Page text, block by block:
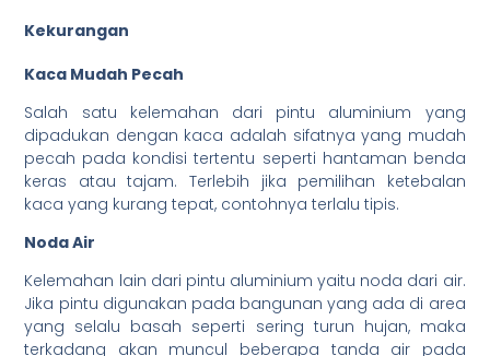
Kekurangan
Kaca Mudah Pecah
Salah satu kelemahan dari pintu aluminium yang
dipadukan dengan kaca adalah sifatnya yang mudah
pecah pada kondisi tertentu seperti hantaman benda
keras atau tajam. Terlebih jika pemilihan ketebalan
kaca yang kurang tepat, contohnya terlalu tipis.
Noda Air
Kelemahan lain dari pintu aluminium yaitu noda dari air.
Jika pintu digunakan pada bangunan yang ada di area
yang selalu basah seperti sering turun hujan, maka
terkadang akan muncul beberapa tanda air pada